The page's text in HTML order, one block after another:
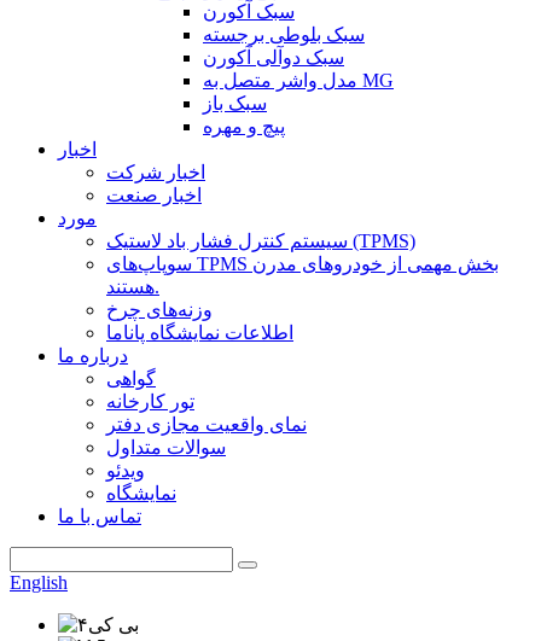
سبک آکورن
سبک بلوطی برجسته
سبک دوآلی آکورن
مدل واشر متصل به MG
سبک باز
پیچ و مهره
اخبار
اخبار شرکت
اخبار صنعت
مورد
سیستم کنترل فشار باد لاستیک (TPMS)
سوپاپ‌های TPMS بخش مهمی از خودروهای مدرن
هستند.
وزنه‌های چرخ
اطلاعات نمایشگاه پاناما
درباره ما
گواهی
تور کارخانه
نمای واقعیت مجازی دفتر
سوالات متداول
ویدئو
نمایشگاه
تماس با ما
English